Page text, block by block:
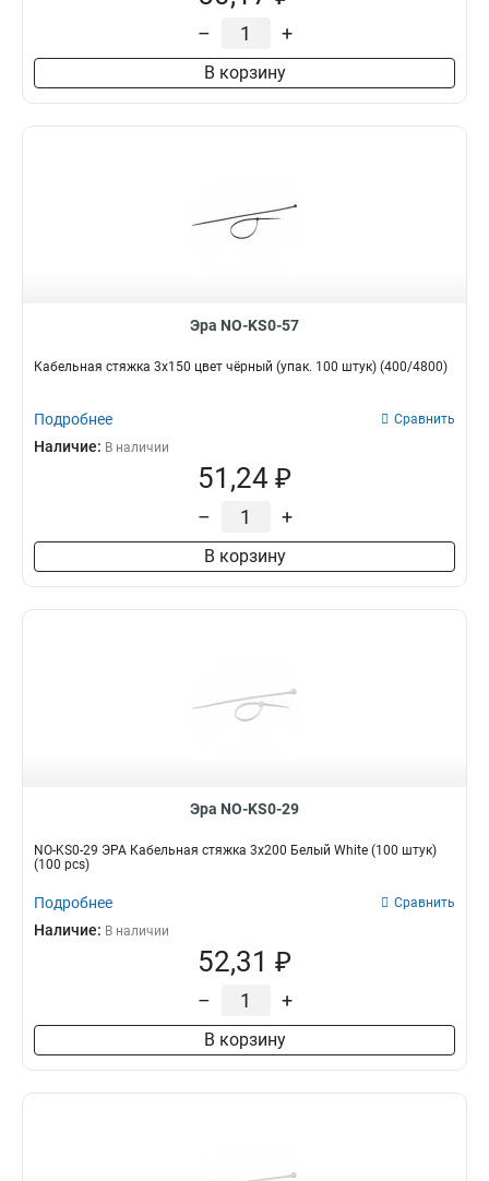
– +
В корзину
Эра NO-KS0-57
Кабельная стяжка 3х150 цвет чёрный (упак. 100 штук) (400/4800)
Подробнее Сравнить
Наличие: В наличии
51,24 ₽
– +
В корзину
Эра NO-KS0-29
NO-KS0-29 ЭРА Кабельная стяжка 3x200 Белый White (100 штук)
(100 pcs)
Подробнее Сравнить
Наличие: В наличии
52,31 ₽
– +
В корзину